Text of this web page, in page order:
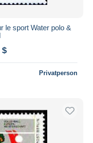
le sport Water polo &
$
Privatperson